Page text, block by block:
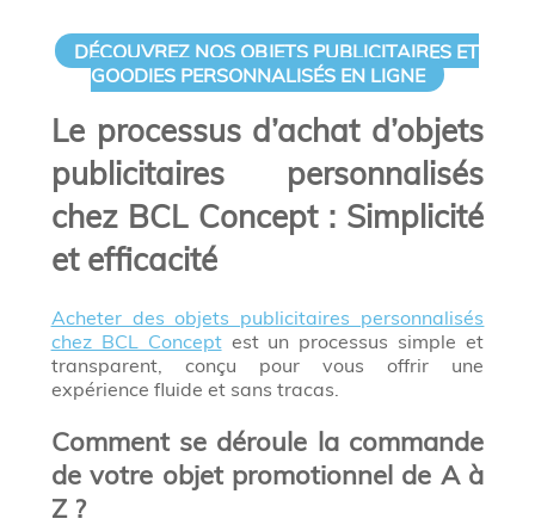
DÉCOUVREZ NOS OBJETS PUBLICITAIRES ET
GOODIES PERSONNALISÉS EN LIGNE
Le processus d’achat d’objets
publicitaires personnalisés
chez BCL Concept : Simplicité
et efficacité
Acheter des objets publicitaires personnalisés
chez BCL Conceptest un processus simple et
transparent, conçu pour vous offrir une
expérience fluide et sans tracas.
Comment se déroule la commande
de votre objet promotionnel de A à
Z ?